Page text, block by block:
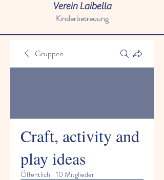
Verein Laibella
Kinderbetreuung
Gruppen
Craft, activity and
play ideas
Öffentlich · 10 Mitglieder